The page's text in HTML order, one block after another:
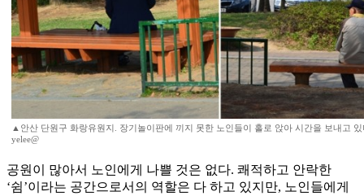
▲안산 단원구 화랑유원지. 장기놀이판에 끼지 못한 노인들이 홀로 앉아 시간을 보내고
yelee@
공원이 많아서 노인에게 나쁠 것은 없다. 쾌적하고 안락한
‘쉼’이라는 공간으로서의 역할은 다 하고 있지만, 노인들에게